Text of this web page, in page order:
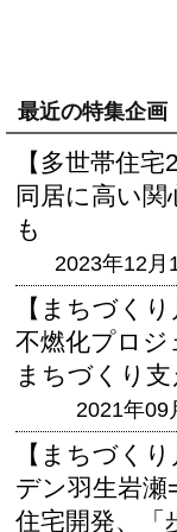
最近の特集企画
【多世帯住
同居に高い関
も
2023年12月
【まちづく
不燃化プロジ
まちづくり
2021年09
【まちづく
デン羽生岩
住宅開発、「